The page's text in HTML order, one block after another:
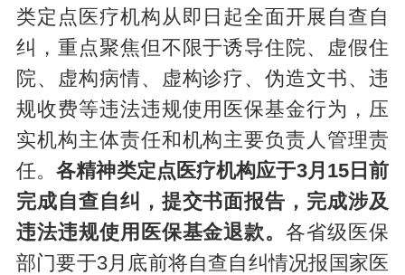
类定点医疗机构从即日起全面开展自查自
纠，重点聚焦但不限于诱导住院、虚假住
院、虚构病情、虚构诊疗、伪造文书、违
规收费等违法违规使用医保基金行为，压
实机构主体责任和机构主要负责人管理责
任。各精神类定点医疗机构应于3月15日前
完成自查自纠，提交书面报告，完成涉及
违法违规使用医保基金退款。各省级医保
部门要于3月底前将自查自纠情况报国家医